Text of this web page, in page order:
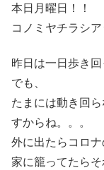
本日月曜日！！
コノミヤチラシ
昨日は一日歩き
でも、
たまには動き回
すからね。。。
外に出たらコロナ
家に籠ってたら